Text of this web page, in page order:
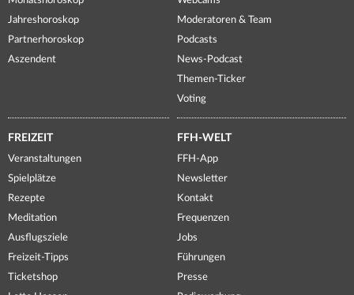
Jahreshoroskop
Partnerhoroskop
Aszendent
Moderatoren & Team
Podcasts
News-Podcast
Themen-Ticker
Voting
FREIZEIT
Veranstaltungen
Spielplätze
Rezepte
Meditation
Ausflugsziele
Freizeit-Tipps
Ticketshop
FFH-WELT
FFH-App
Newsletter
Kontakt
Frequenzen
Jobs
Führungen
Presse